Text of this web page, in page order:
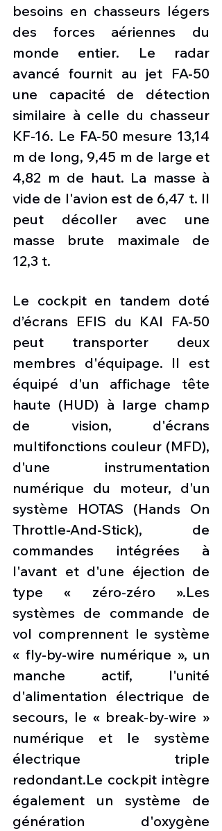
besoins en chasseurs légers
des forces aériennes du
monde entier. Le radar
avancé fournit au jet FA-50
une capacité de détection
similaire à celle du chasseur
KF-16. Le FA-50 mesure 13,14
m de long, 9,45 m de large et
4,82 m de haut. La masse à
vide de l'avion est de 6,47 t. Il
peut décoller avec une
masse brute maximale de
12,3 t.
Le cockpit en tandem doté
d’écrans EFIS du KAI FA-50
peut transporter deux
membres d'équipage. Il est
équipé d'un affichage tête
haute (HUD) à large champ
de vision, d'écrans
multifonctions couleur (MFD),
d'une instrumentation
numérique du moteur, d'un
système HOTAS (Hands On
Throttle-And-Stick), de
commandes intégrées à
l'avant et d'une éjection de
type « zéro-zéro ».Les
systèmes de commande de
vol comprennent le système
« fly-by-wire numérique », un
manche actif, l'unité
d'alimentation électrique de
secours, le « break-by-wire »
numérique et le système
électrique triple
redondant.Le cockpit intègre
également un système de
génération d'oxygène